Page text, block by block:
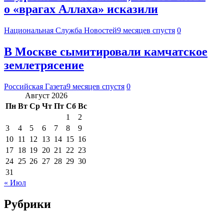
о «врагах Аллаха» исказили
Национальная Служба Новостей9 месяцев спустя 0
В Москве сымитировали камчатское
землетрясение
Российская Газета9 месяцев спустя 0
Август 2026
Пн Вт Ср Чт Пт Сб Вс
1
2
3
4 5 6 7 8
9
10 11 12 13 14 15 16
17 18 19 20 21 22 23
24 25 26 27 28 29 30
31
« Июл
Рубрики